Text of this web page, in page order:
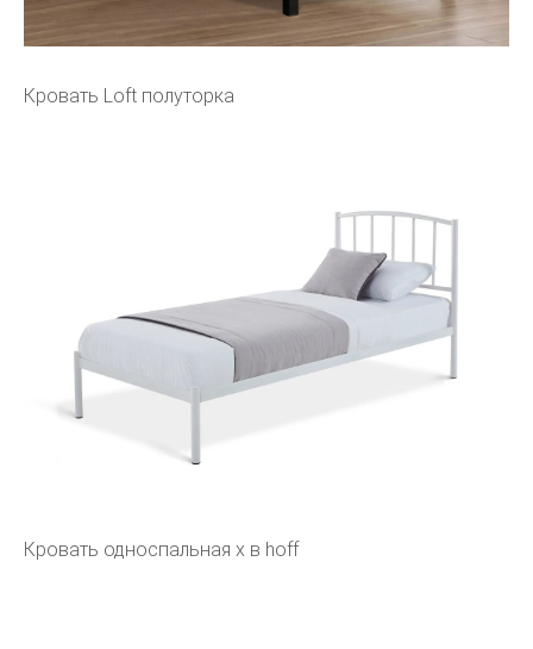
Кровать Loft полуторка
Кровать односпальная х в hoff